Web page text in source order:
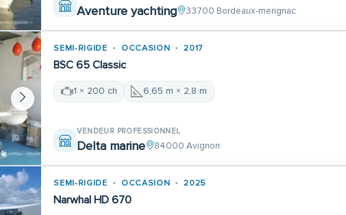
Aventure yachting 33700 Bordeaux-merignac
SEMI-RIGIDE OCCASION 2017
BSC 65 Classic
1 × 200 ch 6,65 m × 2,8 m
VENDEUR PROFESSIONNEL
Delta marine 84000 Avignon
SEMI-RIGIDE OCCASION 2025
Narwhal HD 670